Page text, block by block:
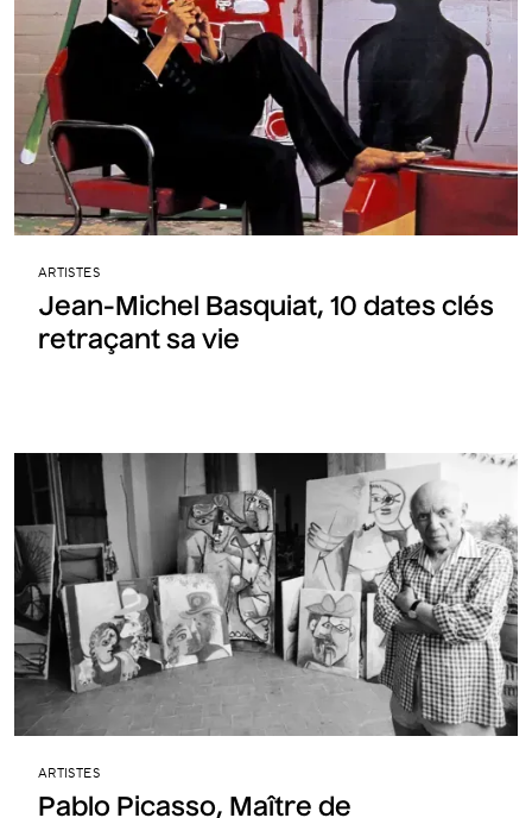
ARTISTES
Jean-Michel Basquiat, 10 dates clés
retraçant sa vie
ARTISTES
Pablo Picasso, Maître de